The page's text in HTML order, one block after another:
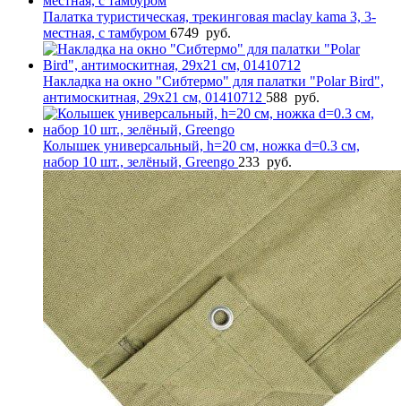
Палатка туристическая, трекинговая maclay kama 3, 3-
местная, с тамбуром 6749 руб.
Накладка на окно "Сибтермо" для палатки "Polar Bird",
антимоскитная, 29х21 см, 01410712 588 руб.
Колышек универсальный, h=20 см, ножка d=0.3 см,
набор 10 шт., зелёный, Greengo 233 руб.